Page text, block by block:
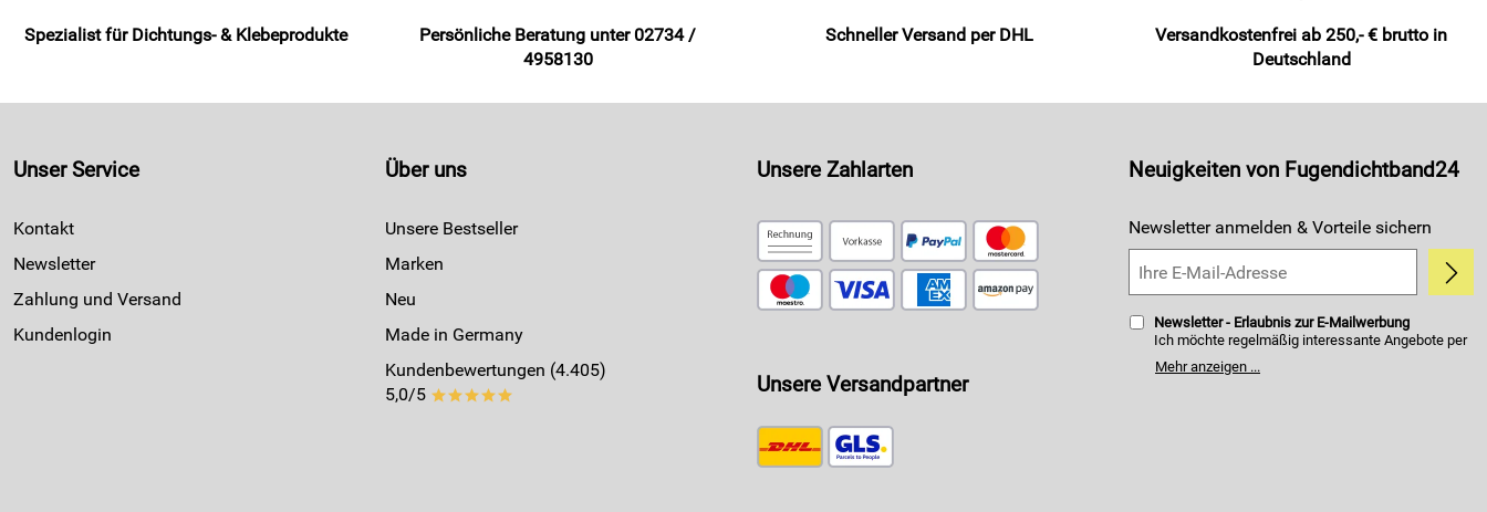
Spezialist für Dichtungs- & Klebeprodukte
Persönliche Beratung unter 02734 /
4958130
Schneller Versand per DHL
Versandkostenfrei ab 250,- € brutto in
Deutschland
Unser Service
Kontakt
Newsletter
Zahlung und Versand
Kundenlogin
Über uns
Unsere Bestseller
Marken
Neu
Made in Germany
Kundenbewertungen (4.405)
5,0/5 *****
Unsere Zahlarten
Unsere Versandpartner
Neuigkeiten von Fugendichtband24
Newsletter anmelden & Vorteile sichern
Newsletter - Erlaubnis zur E-Mailwerbung
Ich möchte regelmäßig interessante Angebote per
E-Mail erhalten. Meine E-Mail-Adresse wird nicht an
andere Unternehmen weitergegeben. Zu
Mehr anzeigen ...